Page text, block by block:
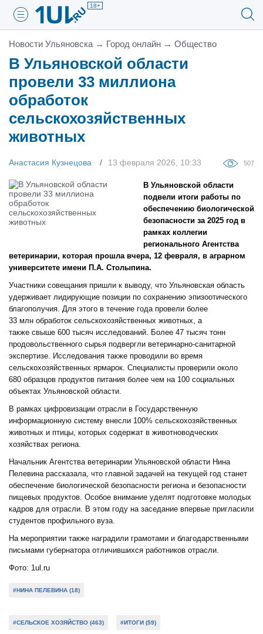
18+
Новости Ульяновска → Город онлайн → Общество
В Ульяновской области
провели 33 миллиона
обработок
сельскохозяйственных
животных
Анастасия Кузнецова 13 февраля 2026, 10:33 507
В Ульяновской области
подвели итоги работы по
обеспечению биологической
безопасности за 2025 год в
рамках коллегии
регионального Агентства
ветеринарии, которая прошла вчера, 12 февраля, в аграрном
университете имени П.А. Столыпина.
Участники совещания пришли к выводу, что Ульяновская область
удерживает лидирующие позиции по сохранению эпизоотического
благополучия. Для этого в течение года провели более
33 млн обработок сельскохозяйственных животных, а
также свыше 600 тысяч исследований. Более 47 тысяч тонн
продовольственного сырья подвергли ветеринарно-санитарной
экспертизе. Исследования также проводили во время
сельскохозяйственных ярмарок. Специалисты проверили около
680 образцов продуктов питания более чем на 100 социальных
объектах Ульяновской области.
В рамках цифровизации отрасли в Государственную
информационную систему внесли 100% сельскохозяйственных
животных и птицы, которых содержат в животноводческих
хозяйствах региона.
Начальник Агентства ветеринарии Ульяновской области Нина
Пелевина рассказала, что главной задачей на текущей год станет
обеспечение биологической безопасности региона и безопасности
пищевых продуктов. Особое внимание уделят подготовке молодых
кадров для отрасли. В этом году на заседание впервые пригласили
студентов профильного вуза.
На мероприятии также наградили грамотами и благодарственными
письмами губернатора отличившихся работников отрасли.
Фото: 1ul.ru
#НИНА ПЕЛЕВИНА (18)
#СЕЛЬСКОЕ ХОЗЯЙСТВО (463) #ИТОГИ (59)